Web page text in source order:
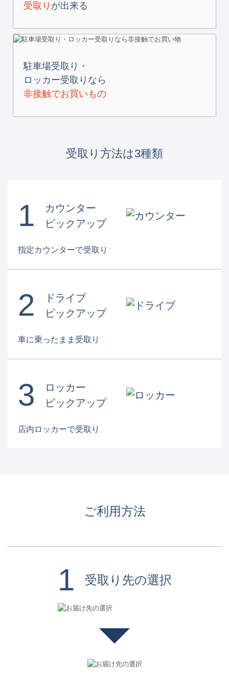
受取り が出来る
駐車場受取り・
ロッカー受取りなら
非接触でお買いもの
受取り方法は3種類
1
カウンター
ピックアップ
指定カウンターで受取り
2
ドライブ
ピックアップ
車に乗ったまま受取り
3
ロッカー
ピックアップ
店内ロッカーで受取り
ご利用方法
1 受取り先の選択